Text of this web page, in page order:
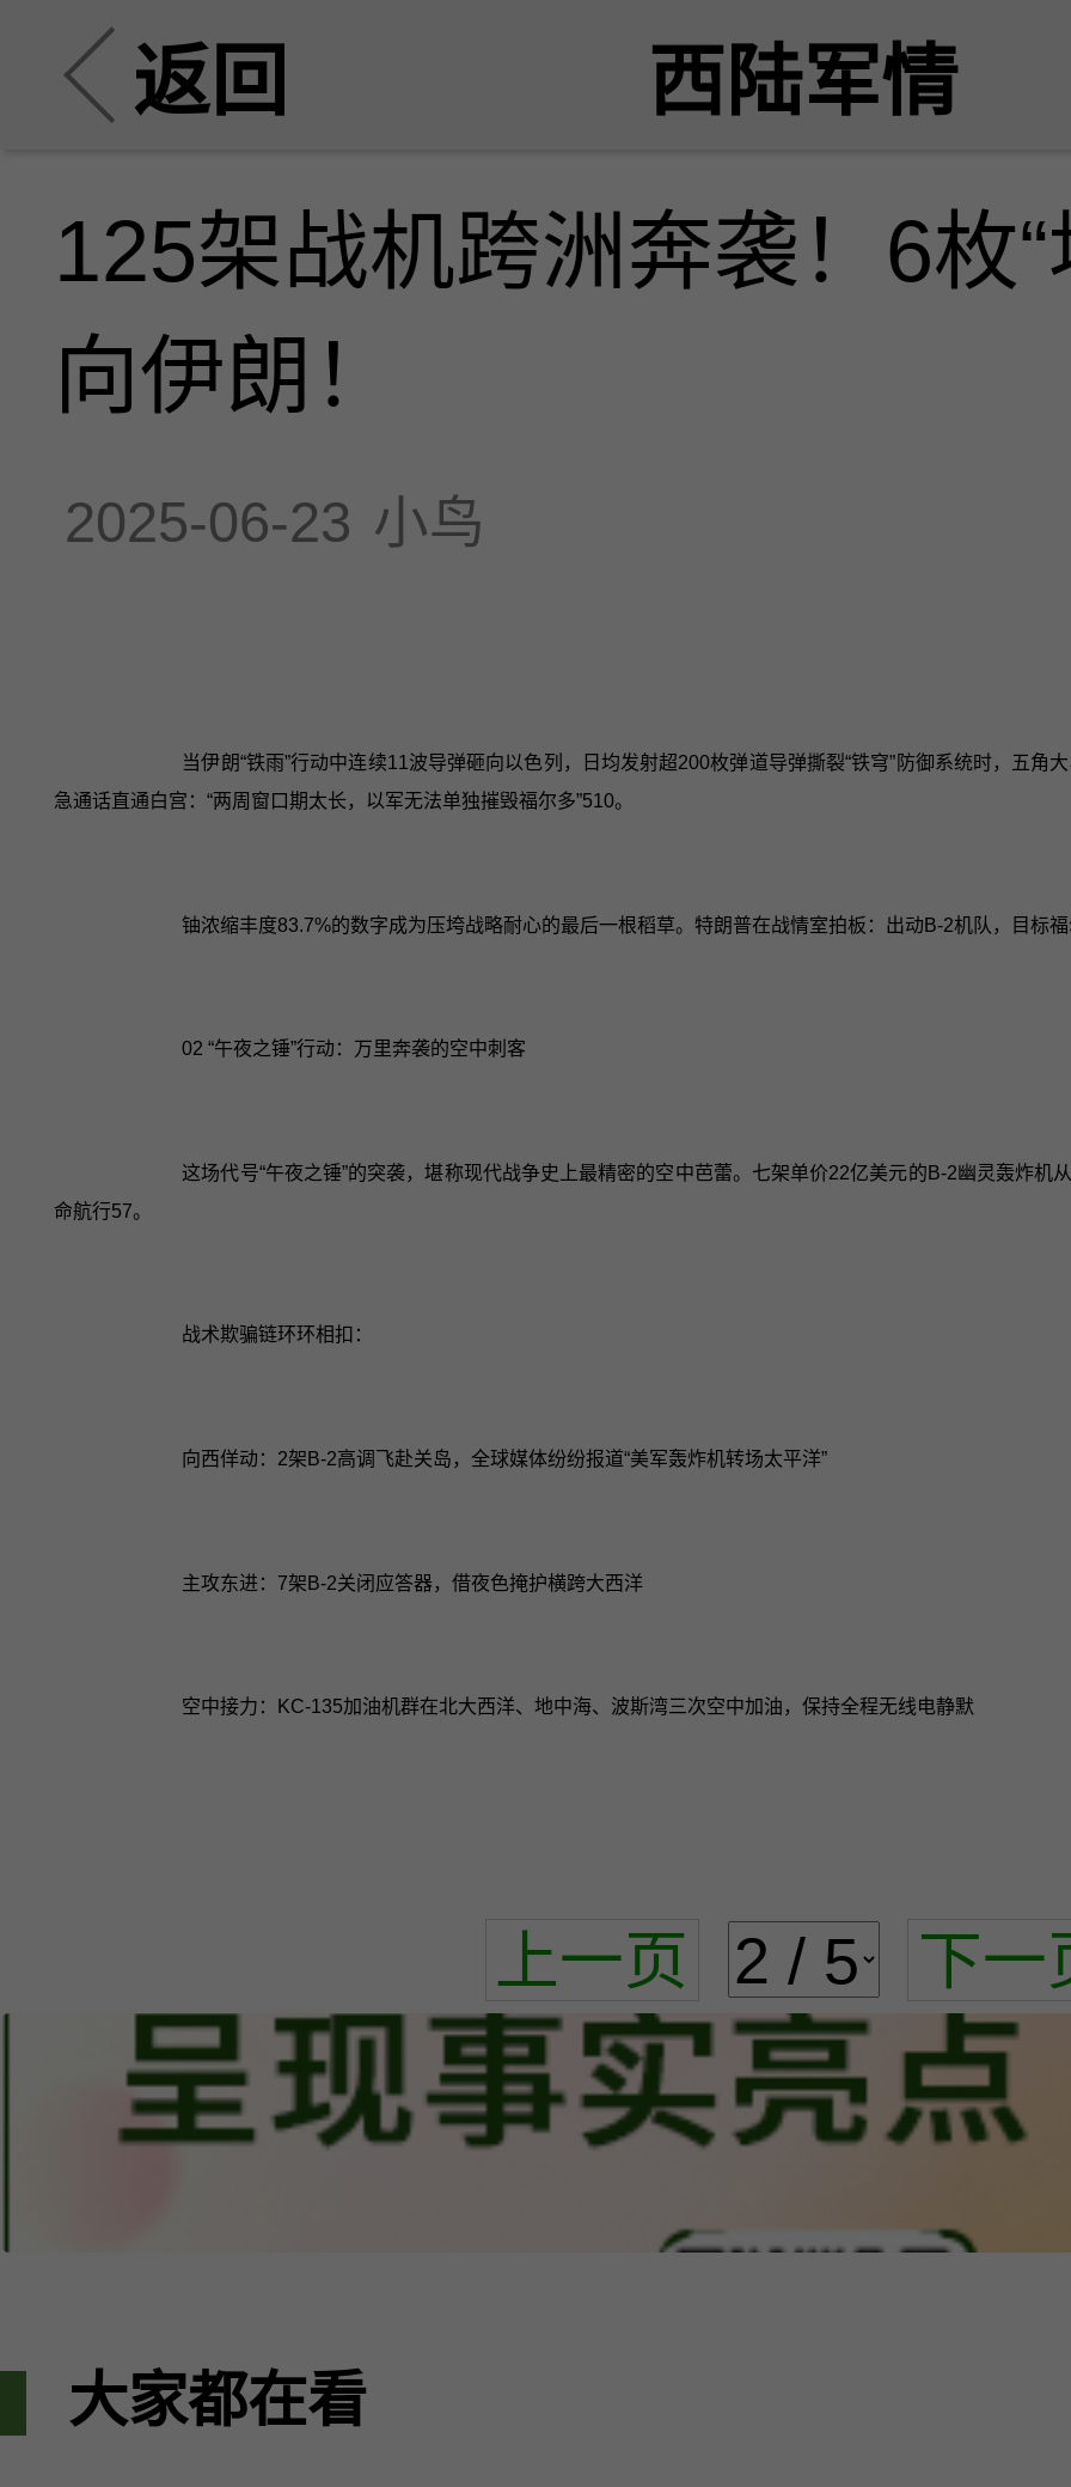
返回 西陆军情
125架战机跨洲奔袭！6枚
向伊朗！
2025-06-23 小鸟
当伊朗“铁雨”行动中连续11波导弹砸向以色列，日均发射超200枚弹道导弹撕裂“铁穹”防御系统时，五
急通话直通白宫：“两周窗口期太长，以军无法单独摧毁福尔多”510。
铀浓缩丰度83.7%的数字成为压垮战略耐心的最后一根稻草。特朗普在战情室拍板：出动B-2机队，目标
02 “午夜之锤”行动：万里奔袭的空中刺客
这场代号“午夜之锤”的突袭，堪称现代战争史上最精密的空中芭蕾。七架单价22亿美元的B-2幽灵轰炸
命航行57。
战术欺骗链环环相扣：
向西佯动：2架B-2高调飞赴关岛，全球媒体纷纷报道“美军轰炸机转场太平洋”
主攻东进：7架B-2关闭应答器，借夜色掩护横跨大西洋
空中接力：KC-135加油机群在北大西洋、地中海、波斯湾三次空中加油，保持全程无线电静默
上一页 下一
大家都在看